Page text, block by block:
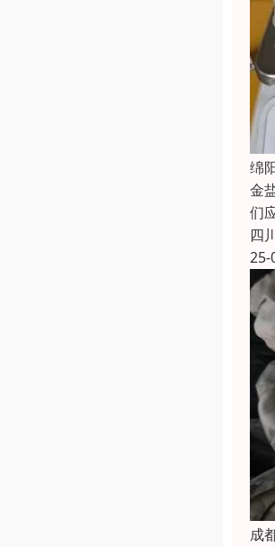
绵
金
们
四
25-
成